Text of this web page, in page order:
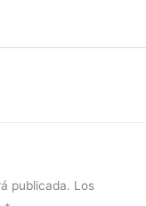
publicada. Los